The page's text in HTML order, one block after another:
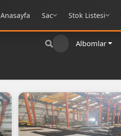
Anasayfa Sac Stok Listesi
Albomlar